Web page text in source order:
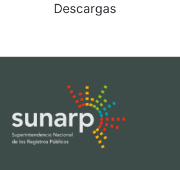
Descargas